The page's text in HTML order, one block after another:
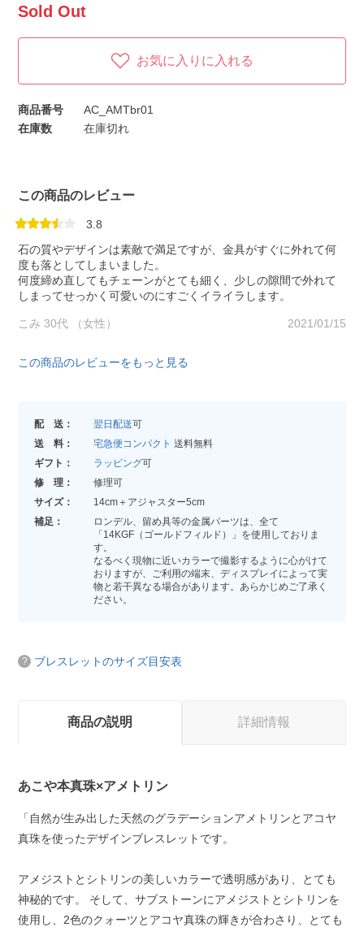
Sold Out
お気に入りに入れる
商品番号
AC_AMTbr01
在庫数
在庫切れ
この商品のレビュー
3.8
石の質やデザインは素敵で満足ですが、金具がすぐに外れて何
度も落としてしまいました。
何度締め直してもチェーンがとても細く、少しの隙間で外れて
しまってせっかく可愛いのにすごくイライラします。
こみ 30代 （女性） 2021/01/15
この商品のレビューをもっと見る
配 送： 翌日配送可
送 料：
宅急便コンパクト 送料無料
ギフト：
ラッピング可
修 理：
修理可
サイズ：
14cm＋アジャスター5cm
補足：
ロンデル、留め具等の金属パーツは、全て
「14KGF（ゴールドフィルド）」を使用しておりま
す。
なるべく現物に近いカラーで撮影するように心がけて
おりますが、ご利用の端末、ディスプレイによって実
物と若干異なる場合があります。あらかじめご了承く
ださい。
ブレスレットのサイズ目安表
商品の説明 詳細情報
あこや本真珠×アメトリン
「自然が生み出した天然のグラデーションアメトリンとアコヤ
真珠を使ったデザインブレスレットです。
アメジストとシトリンの美しいカラーで透明感があり、とても
神秘的です。 そして、サブストーンにアメジストとシトリンを
使用し、2色のクォーツとアコヤ真珠の輝きが合わさり、とても